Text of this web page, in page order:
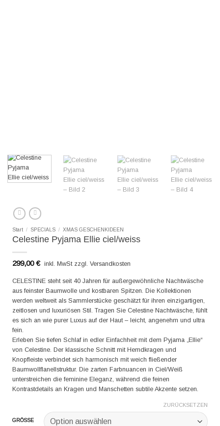
Start / SPECIALS / XMAS GESCHENKIDEEN
Celestine Pyjama Ellie ciel/weiss
299,00€ inkl. MwSt zzgl. Versandkosten
CELESTINE steht seit 40 Jahren für außergewöhnliche Nachtwäsche
aus feinster Baumwolle und kostbaren Spitzen. Die Kollektionen
werden weltweit als Sammlerstücke geschätzt für ihren einzigartigen,
zeitlosen und luxuriösen Stil. Tragen Sie Celestine Nachtwäsche, fühlt
es sich an wie purer Luxus auf der Haut – leicht, angenehm und ultra
fein.
Erleben Sie tiefen Schlaf in edler Einfachheit mit dem Pyjama „Ellie“
von Celestine. Der klassische Schnitt mit Hemdkragen und
Knopfleiste verbindet sich harmonisch mit weich fließender
Baumwollflanellstruktur. Die zarten Farbnuancen in Ciel/Weiß
unterstreichen die feminine Eleganz, während die feinen
Kontrastdetails an Kragen und Manschetten subtile Akzente setzen.
GRÖSSE
ZURÜCKSETZEN